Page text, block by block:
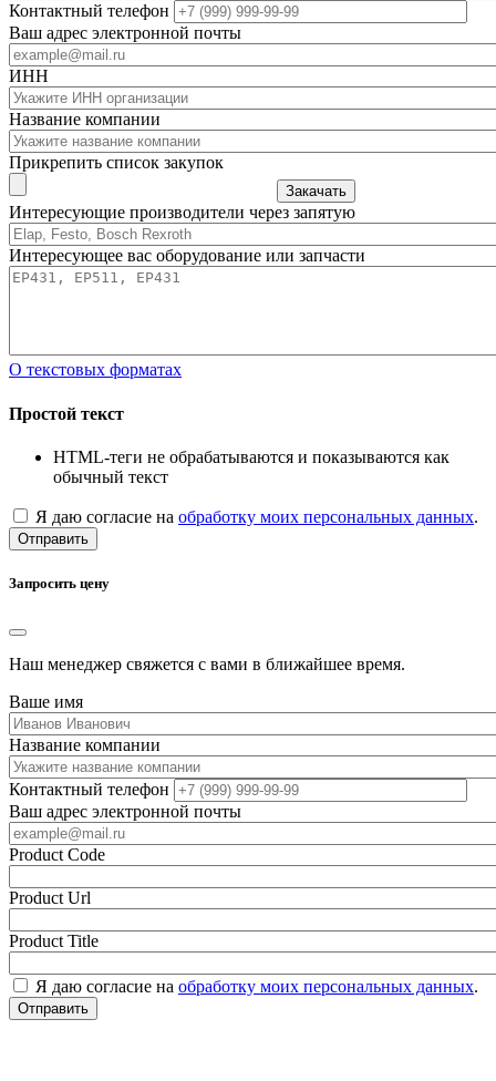
Контактный телефон
Ваш адрес электронной почты
ИНН
Название компании
Прикрепить список закупок
Закачать
Интересующие производители через запятую
Интересующее вас оборудование или запчасти
О текстовых форматах
Простой текст
HTML-теги не обрабатываются и показываются как
обычный текст
Я даю согласие на обработку моих персональных данных.
Отправить
Запросить цену
Наш менеджер свяжется с вами в ближайшее время.
Ваше имя
Название компании
Контактный телефон
Ваш адрес электронной почты
Product Code
Product Url
Product Title
Я даю согласие на обработку моих персональных данных.
Отправить